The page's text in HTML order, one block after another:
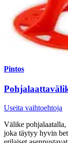
Pintos
Useita vaihtoehtoja
Välike
joka täytyy hyvin